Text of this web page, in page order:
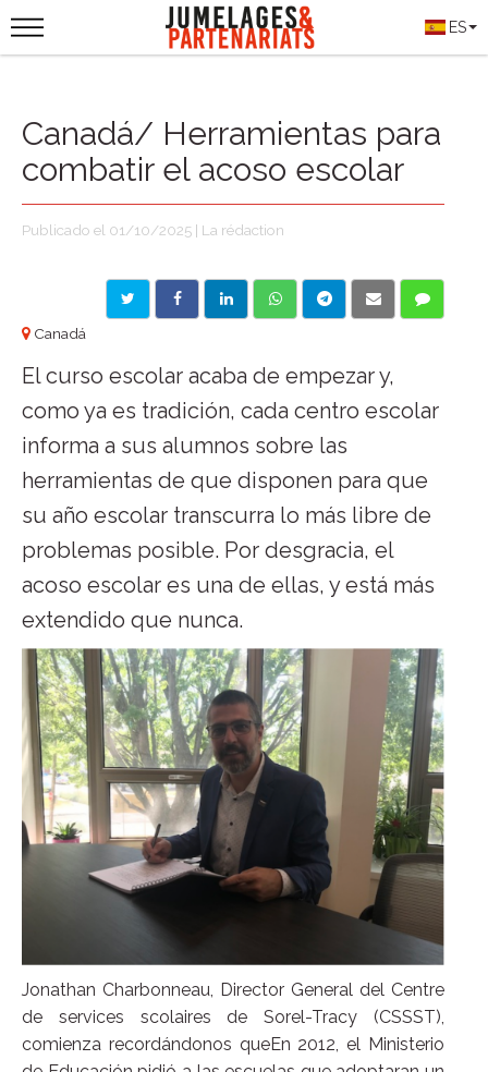
ES
Canadá/ Herramientas para
combatir el acoso escolar
Publicado el 01/10/2025 | La rédaction
Canadá
El curso escolar acaba de empezar y,
como ya es tradición, cada centro escolar
informa a sus alumnos sobre las
herramientas de que disponen para que
su año escolar transcurra lo más libre de
problemas posible. Por desgracia, el
acoso escolar es una de ellas, y está más
extendido que nunca.
Jonathan Charbonneau, Director General del Centre
de services scolaires de Sorel-Tracy (CSSST),
comienza recordándonos queEn 2012, el Ministerio